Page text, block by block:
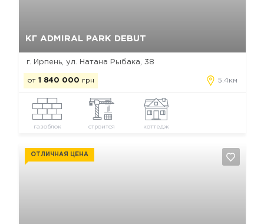
КГ ADMIRAL PARK DEBUT
г. Ирпень, ул. Натана Рыбака, 38
от 1 840 000 грн 5.4км
газоблок строится коттедж
ОТЛИЧНАЯ ЦЕНА